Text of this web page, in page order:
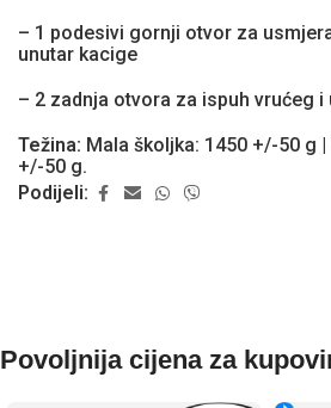
– 1 podesivi gornji otvor za
unutar kacige
– 2 zadnja otvora za ispuh vrućeg
Težina: Mala školjka: 1450 +/-50 g
+/-50 g.
Podijeli:
Povoljnija cijena za